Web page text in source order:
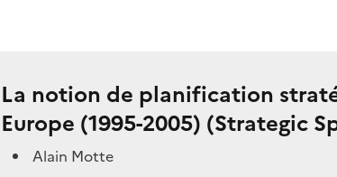
La notion de planification
Europe (1995-2005) (Strategic
Alain Motte